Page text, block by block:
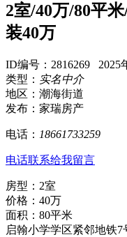
2室/40万/80平
装40万
ID编号：2816269 2025
类型： 实名中介
地区：潮海街道
发布：家瑞房产
电话： 18661733259
电话联系给我留言
房型：2室
价格：40万
面积：80平米
启翰小学学区紧邻地铁7